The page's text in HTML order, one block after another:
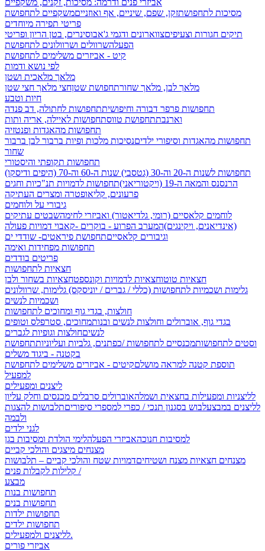
אביזרי פנים ודרמה: מסיכות, זקנים, משקפיים
מסיכות לתחפושתזקן, שפם, שיניים, אף ואוזנייםמשקפיים לתחפושת
פריטי תפירה מיוחדים
תיקים חגורות וצעיפיםצווארונים ודגמי ג'אבוסינרים, בטן הריון ופריטי
הפעלהשרוולים ושרוולונים לתחפושת
קיט - אביזרים משלימים לתחפושת
לפי נושא ודמות
מלאך מלאכית ושטן
מלאך לבן, מלאך שחורתחפושת שטןחצי מלאך חצי שטן
חיות וטבע
תחפושות פרפר דבורה וחיפושיתתחפושות לחתולה, דב פנדה
וארנבתתחפושת טווסתחפושות לאיילה, אריה ותות
תחפושות מהאגדות ופנטזיה
תחפושות מהאגדות וסיפורי ילדיםנסיכות מלכות ופיות ברבור לבן ברבור
שחור
תחפושות תקופתי והיסטורי
תחפושות לשנות ה-20 וה-30 (גטסבי)
שנות ה-60 וה-70 (היפים ודיסקו)
הרנסנס והמאה ה-19 (ויקטוריאני)
תחפושות לדמויות תנ"כיות וחגים
פרעונים, קליאופטרה ומצרים העתיקה
גיבורי על ולוחמים
לוחמים קלאסיים (רומי, גלדיאטור) ואביזרי לחימהשבטים עתיקים
(אינדיאנים, ויקינגים)המערב הפרוע - בוקרים -קאבוי דמויות פעולה
וגיבורים קלאסייםתחפושת פיראטים- שודדי ים
תחפושות מפחידות ואימה
פריטים בודדים
חצאיות לתחפושות
חצאיות טוטוחצאיות לדמויות וקונספטחצאיות בשחור ולבן
גלימות ושכמיות לתחפושות (כללי / גברים / יוניסקס) גלימות, שרוולונים
ושכמיות לנשים
חולצות, בגדי גוף ומחוכים לתחפושות
בגדי גוף, אוברולים וחולצות לנשים ובנותמחוכים, סטרפלס וטופים
לנשיםחולצות וגופיות לגברים
וסטים לתחפושותמכנסיים לתחפושות /כפתנים, גלביות ועליוניותתחפושת
בקטנה - ביגוד משלים
תוספת קטנה למראה מושלםקיטים - אביזרים משלימים לתחפושת
למפעיל
ליצנים ומפעילים
לליצניות ומפעילות בחצאית ושמלהאוברולים סרבלים מכנסים וחלק עליון
לליצנים במבצעלבוש בסגנון תנכי / כפרי למספרי סיפוריםתלבושות להצגות
ולבמה
לגני ילדים
למסיבות חנוכהאביזרי הפעלהלימי הולדת ומסיבות בגן
מצנחים מיצגים והולכי קביים
מצנחים חצאיות מצנח ושטיחיםדמויות שטח והולכי קביים – תלבושות
קלילות לקבלות פנים /
מבצע
תחפושות בנות
תחפושות בנים
תחפושות ילדות
תחפושות ילדים
לליצנים ולמפעילים.
אביזרי פורים